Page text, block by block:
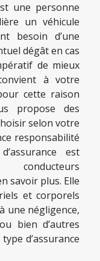
une personne
un véhicule
besoin d’une
dégât en cas
de mieux
à votre
cette raison
propose des
selon votre
responsabilité
est
savoir plus. Elle
et corporels
une négligence,
bien d’autres
d’assurance